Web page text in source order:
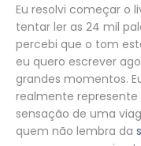
Eu resolvi começar o
tentar ler as 24 mil
percebi que o tom
eu quero escrever
grandes momentos.
realmente
sensação de uma
quem não lembra da